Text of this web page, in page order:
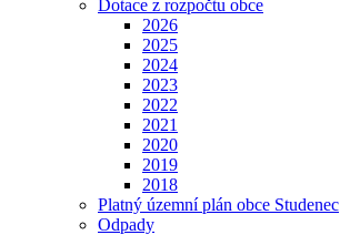
Dotace z rozpočtu obce
2026
2025
2024
2023
2022
2021
2020
2019
2018
Platný územní plán obce Studenec
Odpady